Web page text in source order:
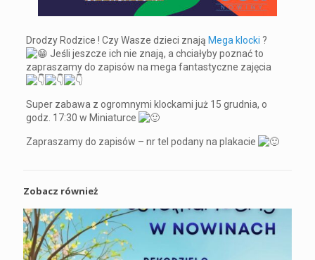
Drodzy Rodzice ! Czy Wasze dzieci znają Mega klocki ?
Jeśli jeszcze ich nie znają, a chciałyby poznać to
zapraszamy do zapisów na mega fantastyczne zajęcia
Super zabawa z ogromnymi klockami już 15 grudnia, o
godz. 17:30 w Miniaturce
Zapraszamy do zapisów – nr tel podany na plakacie
Zobacz również